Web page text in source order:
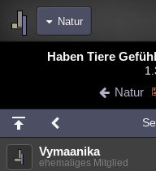
Natur
Bereiche
Chat Wiki
meine Rubriken
Menschen Wissenschaft
Haben Tiere
Natur
Vymaanika
ehemaliges Mitglied